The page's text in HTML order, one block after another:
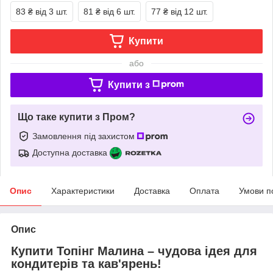
83 ₴ від 3 шт. 81 ₴ від 6 шт. 77 ₴ від 12 шт.
Купити
або
Купити з
Що таке купити з Пром?
Замовлення під захистом
Доступна доставка
Опис Характеристики Доставка Оплата Умови
Опис
Купити Топінг Малина – чудова ідея для
кондитерів та кав'ярень!